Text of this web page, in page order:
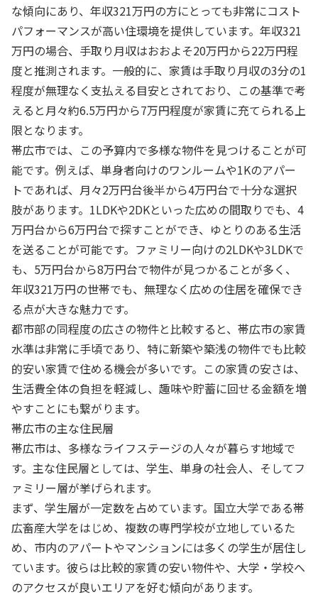
な傾向にあり、年収321万円の方にとっても非常にコスト
パフォーマンスが高い住環境を提供しています。年収321
万円の場合、手取り月収はおおよそ20万円から22万円程
度と推測されます。一般的に、家賃は手取り月収の3分の1
程度が無理なく支払える目安とされており、この基準で考
えると月々約6.5万円から7万円程度が家賃に充てられる上
限となります。
帯広市では、この予算内で多様な物件を見つけることが可
能です。例えば、単身者向けのワンルームや1Kのアパー
トであれば、月々2万円台後半から4万円台で十分な選択
肢があります。1LDKや2DKといった広めの間取りでも、4
万円台から6万円台で探すことができ、ゆとりのある生活
を送ることが可能です。ファミリー向けの2LDKや3LDKで
も、5万円台から8万円台で物件が見つかることが多く、
年収321万円の世帯でも、無理なく広めの住居を確保でき
る点が大きな魅力です。
都市部の同程度の広さの物件と比較すると、帯広市の家賃
水準は非常に手頃であり、特に新築や築浅の物件でも比較
的安い家賃で住める機会が多いです。この家賃の安さは、
生活費全体の負担を軽減し、趣味や貯蓄に回せる金額を増
やすことにも繋がります。
帯広市の主な住民層
帯広市は、多様なライフステージの人々が暮らす地域で
す。主な住民層としては、学生、単身の社会人、そしてフ
ァミリー層が挙げられます。
まず、学生層が一定数を占めています。国立大学である帯
広畜産大学をはじめ、複数の専門学校が立地しているた
め、市内のアパートやマンションには多くの学生が居住し
ています。彼らは比較的家賃の安い物件や、大学・学校へ
のアクセスが良いエリアを好む傾向があります。